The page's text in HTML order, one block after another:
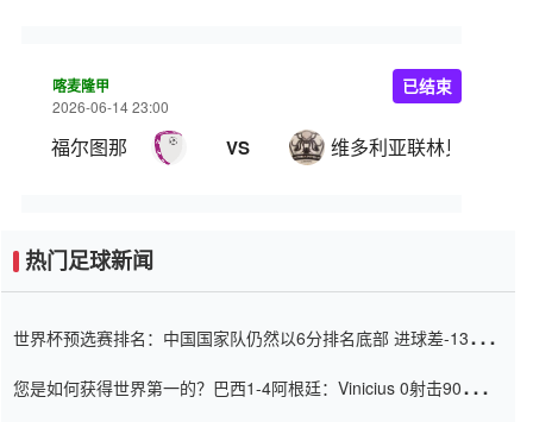
喀麦隆甲
2026-06-14 23:00
福尔图那 VS 维多利亚联林贝
已结束
热门足球新闻
世界杯预选赛排名：中国国家队仍然以6分排名底部 进球差-13令人
您是如何获得世界第一的？巴西1-4阿根廷：Vinicius 0射击90分钟